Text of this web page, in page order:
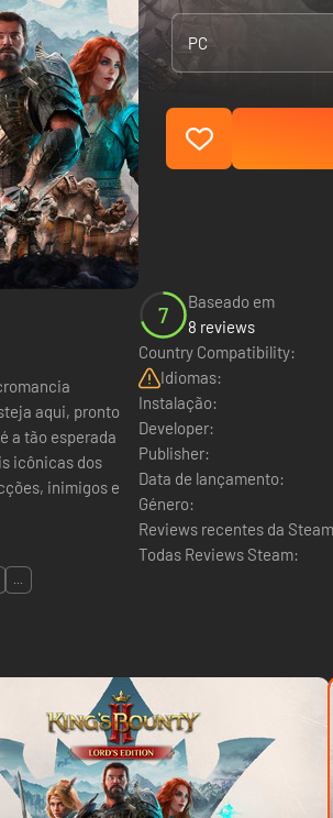
PC
aqui, pronto
a tão esperada
icônicas dos
inimigos e
7
Baseado em
8 reviews
Country Compatibility:
Idiomas:
Instalação:
Developer:
Publisher:
Data de lançamento:
Género:
Reviews recentes da
Todas Reviews Steam:
...